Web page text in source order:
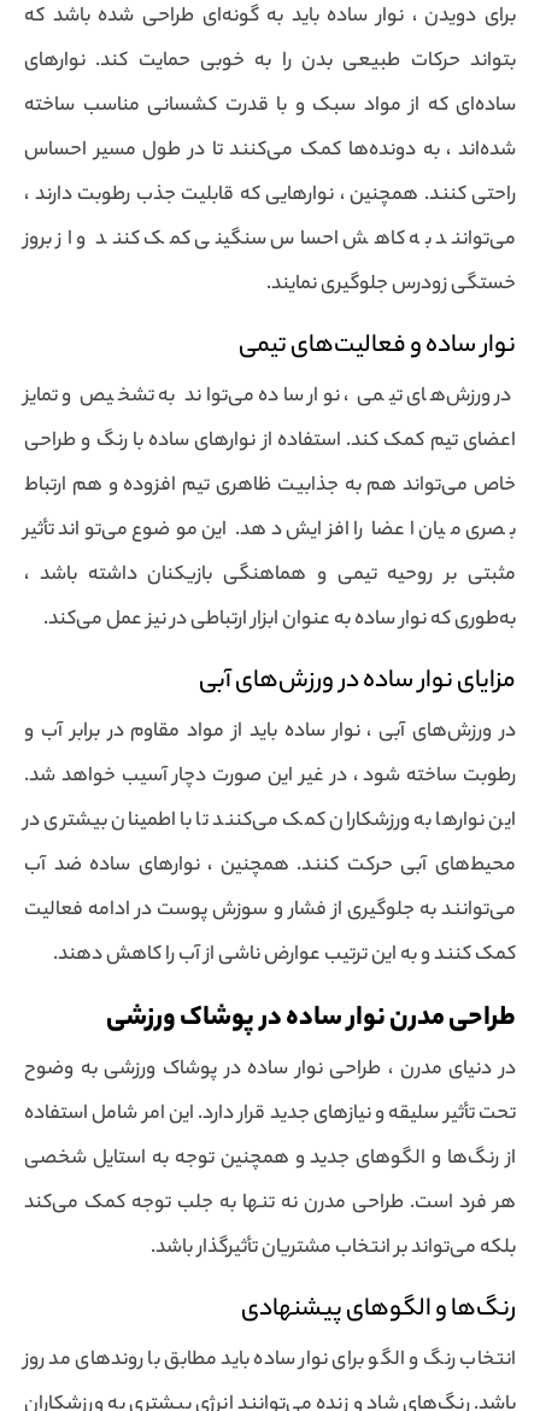
برای دویدن ، نوار ساده باید به گونه‌ای طراحی شده باشد که
بتواند حرکات طبیعی بدن را به خوبی حمایت کند. نوارهای
ساده‌ای که از مواد سبک و با قدرت کشسانی مناسب ساخته
شده‌اند ، به دونده‌ها کمک می‌کنند تا در طول مسیر احساس
راحتی کنند. همچنین ، نوارهایی که قابلیت جذب رطوبت دارند ،
می‌توانند به کاهش احساس سنگینی کمک کنند و از بروز
خستگی زودرس جلوگیری نمایند.
نوار ساده و فعالیت‌های تیمی
در ورزش‌های تیمی ، نوار ساده می‌تواند به تشخیص و تمایز
اعضای تیم کمک کند. استفاده از نوارهای ساده با رنگ و طراحی
خاص می‌تواند هم به جذابیت ظاهری تیم افزوده و هم ارتباط
بصری میان اعضا را افزایش دهد. این موضوع می‌تواند تأثیر
مثبتی بر روحیه تیمی و هماهنگی بازیکنان داشته باشد ،
به‌طوری که نوار ساده به عنوان ابزار ارتباطی در نیز عمل می‌کند.
مزایای نوار ساده در ورزش‌های آبی
در ورزش‌های آبی ، نوار ساده باید از مواد مقاوم در برابر آب و
رطوبت ساخته شود ، در غیر این صورت دچار آسیب خواهد شد.
این نوارها به ورزشکاران کمک می‌کنند تا با اطمینان بیشتری در
محیط‌های آبی حرکت کنند. همچنین ، نوارهای ساده ضد آب
می‌توانند به جلوگیری از فشار و سوزش پوست در ادامه فعالیت
کمک کنند و به این ترتیب عوارض ناشی از آب را کاهش دهند.
طراحی مدرن نوار ساده در پوشاک ورزشی
در دنیای مدرن ، طراحی نوار ساده در پوشاک ورزشی به وضوح
تحت تأثیر سلیقه و نیازهای جدید قرار دارد. این امر شامل استفاده
از رنگ‌ها و الگوهای جدید و همچنین توجه به استایل شخصی
هر فرد است. طراحی مدرن نه تنها به جلب توجه کمک می‌کند
بلکه می‌تواند بر انتخاب مشتریان تأثیرگذار باشد.
رنگ‌ها و الگوهای پیشنهادی
انتخاب رنگ و الگو برای نوار ساده باید مطابق با روندهای مد روز